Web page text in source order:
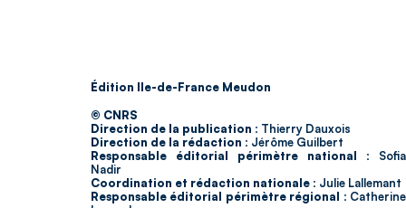
Édition Ile-de-France Meudon
© CNRS
Direction de la publication : Thierry Dauxois
Direction de la rédaction : Jérôme Guilbert
Responsable éditorial périmètre national : Sofia
Nadir
Coordination et rédaction nationale : Julie Lallemant
Responsable éditorial périmètre régional : Catherine